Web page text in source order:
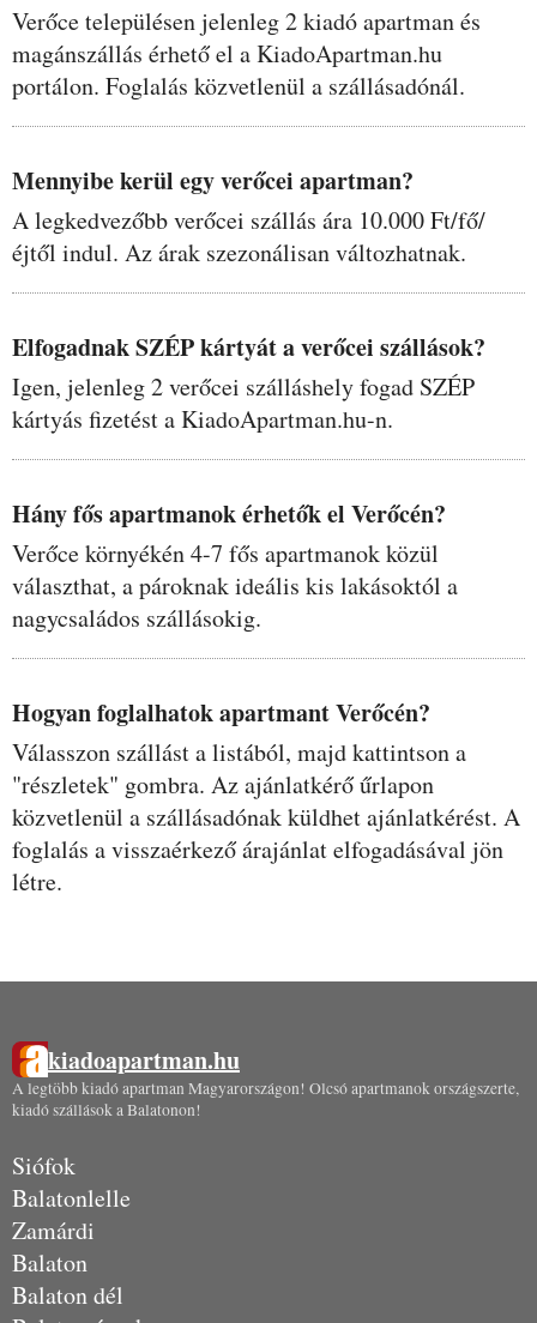
Verőce településen jelenleg 2 kiadó apartman és
magánszállás érhető el a KiadoApartman.hu
portálon. Foglalás közvetlenül a szállásadónál.
Mennyibe kerül egy verőcei apartman?
A legkedvezőbb verőcei szállás ára 10.000 Ft/fő/
éjtől indul. Az árak szezonálisan változhatnak.
Elfogadnak SZÉP kártyát a verőcei szállások?
Igen, jelenleg 2 verőcei szálláshely fogad SZÉP
kártyás fizetést a KiadoApartman.hu-n.
Hány fős apartmanok érhetők el Verőcén?
Verőce környékén 4-7 fős apartmanok közül
választhat, a pároknak ideális kis lakásoktól a
nagycsaládos szállásokig.
Hogyan foglalhatok apartmant Verőcén?
Válasszon szállást a listából, majd kattintson a
"részletek" gombra. Az ajánlatkérő űrlapon
közvetlenül a szállásadónak küldhet ajánlatkérést. A
foglalás a visszaérkező árajánlat elfogadásával jön
létre.
kiadoapartman.hu
A legtöbb kiadó apartman Magyarországon! Olcsó apartmanok országszerte,
kiadó szállások a Balatonon!
Siófok
Balatonlelle
Zamárdi
Balaton
Balaton dél